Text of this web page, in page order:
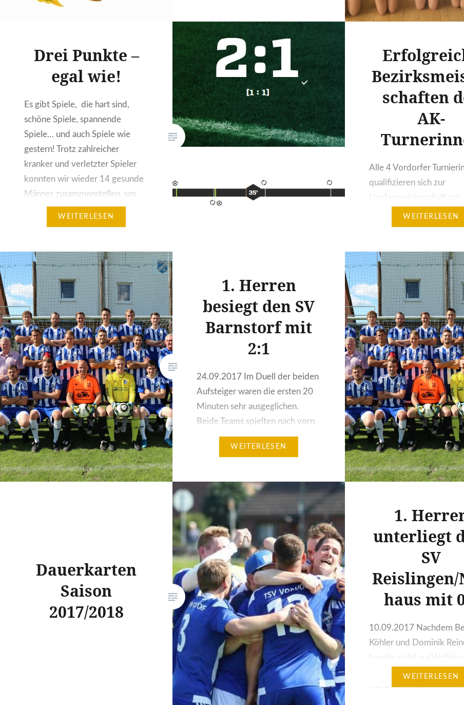
Drei Punkte –
egal wie!
Es gibt Spiele, die hart sind,
schöne Spiele, spannende
Spiele… und auch Spiele wie
gestern! Trotz zahlreicher
kranker und verletzter Spieler
konnten wir wieder 14 gesunde
Männer zusammenstellen, um
die Aufgabe zielorientiert
Dauerregen. Der Ball ist
entsprechend schnell und
schwer zu kontrollieren gewesen
– was natürlich…
WEITERLESEN
schaften
AK-
Alle 4 Vordorfer
qualifizieren sich zur
Landesmeisterschaft am
16.September in
Am 2.
des AK-Programms, auch
Olympiaprogramm
Schladen und Hildesheim
Das AK-Programm ist für
besonders talentierte
hier die Übungen streng
vorgegeben sind. Es
jede Arm- und
und…
WEITERLESEN
1. Herren
besiegt den SV
Barnstorf mit
2:1
24.09.2017 Im Duell der beiden
Aufsteiger waren die ersten 20
Minuten sehr ausgeglichen.
Beide Teams spielten nach vorn
und beschäftigten die
Abwehrreihen. Danach wurde
bis zur Halbzeit das Ruder in der
Hand. Allerdings wurden diverse
Chancen nicht genutzt und es
ging torlos in die Pause. Nach
dem Wechsel erwischte die…
WEITERLESEN
Dauerkarten
Saison
2017/2018
1.
unterliegt
SV
Reislingen/
haus mit
10.09.2017 Nachdem
Köhler und Dominik
bereits nicht zur
standen, kam auch noch
Verletzungspech dazu. In
WEITERLESEN